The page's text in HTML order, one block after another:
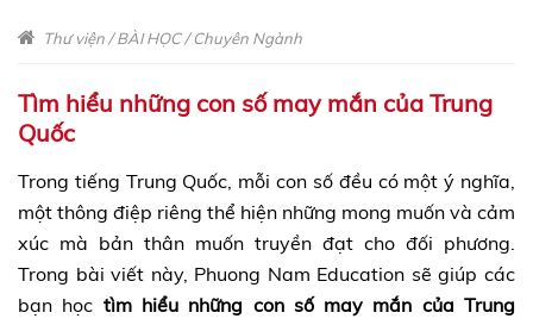
Thư viện/BÀI HỌC/Chuyên Ngành
Tìm hiểu những con số may mắn của Trung
Quốc
Trong tiếng Trung Quốc, mỗi con số đều có một ý nghĩa,
một thông điệp riêng thể hiện những mong muốn và cảm
xúc mà bản thân muốn truyền đạt cho đối phương.
Trong bài viết này, Phuong Nam Education sẽ giúp các
bạn học tìm hiểu những con số may mắn của Trung